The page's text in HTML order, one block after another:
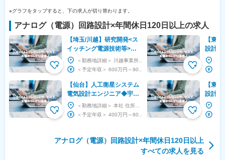
※グラフをタップすると、下の求人が切り替わります。
アナログ（電源）回路設計×年間休日120日以上の求人
【埼玉/川越】研究開発<ス
イッチング電源技術等>◆
プライム上場／先行研究・
要素技術開発が中心
【仙台】人工衛星システム
電気設計エンジニア◆宇宙
と地球を繋ぐ循環型小型衛
星を開発◆JAXAパートナ
【東
設計◆
10h以
宅・家
【東
設計◆
◆月残
日／手
アナログ（電源）回路設計×年間休日120日以上
すべての求人を見る